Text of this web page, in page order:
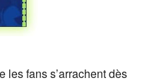
les fans s’arrachent dès